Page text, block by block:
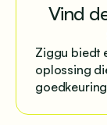
Vind
Ziggu biedt
oplossing